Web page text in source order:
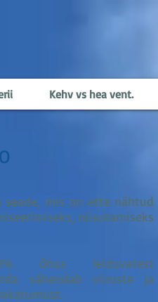
Kehv vs hea vent.
seade, mis on ette nähtud
niisutamiseks
õhus leiduvatest
vähendab viiruste ja